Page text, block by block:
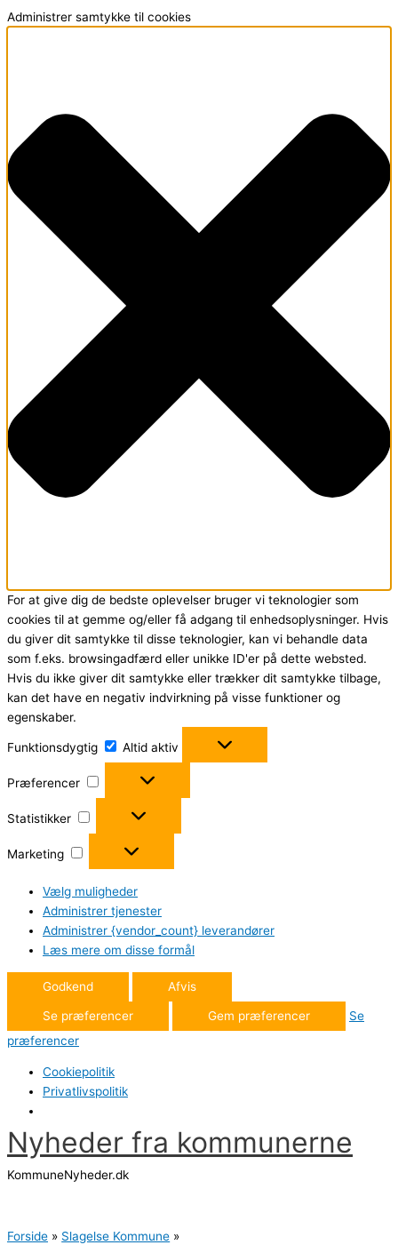
Administrer samtykke til cookies
For at give dig de bedste oplevelser bruger vi teknologier som
cookies til at gemme og/eller få adgang til enhedsoplysninger. Hvis
du giver dit samtykke til disse teknologier, kan vi behandle data
som f.eks. browsingadfærd eller unikke ID'er på dette websted.
Hvis du ikke giver dit samtykke eller trækker dit samtykke tilbage,
kan det have en negativ indvirkning på visse funktioner og
egenskaber.
Funktionsdygtig
Altid aktiv
Præferencer
Statistikker
Marketing
Vælg muligheder
Administrer tjenester
Administrer {vendor_count} leverandører
Læs mere om disse formål
Godkend Afvis
Se præferencer Gem præferencer
Se
præferencer
Cookiepolitik
Privatlivspolitik
Gå
til
indholdet
Nyheder fra kommunerne
KommuneNyheder.dk
Forside
Slagelse Kommune